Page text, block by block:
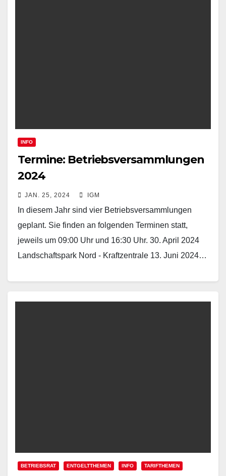
INFO
Termine: Betriebsversammlungen
2024
JAN. 25, 2024 IGM
In diesem Jahr sind vier Betriebsversammlungen
geplant. Sie finden an folgenden Terminen statt,
jeweils um 09:00 Uhr und 16:30 Uhr. 30. April 2024
Landschaftspark Nord - Kraftzentrale 13. Juni 2024…
BETRIEBSRAT ENTGELTTHEMEN INFO TARIFTHEMEN